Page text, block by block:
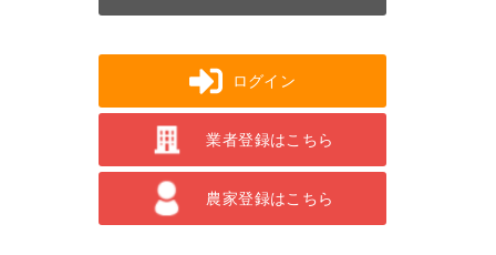
ログイン
業者登録はこちら
農家登録はこちら